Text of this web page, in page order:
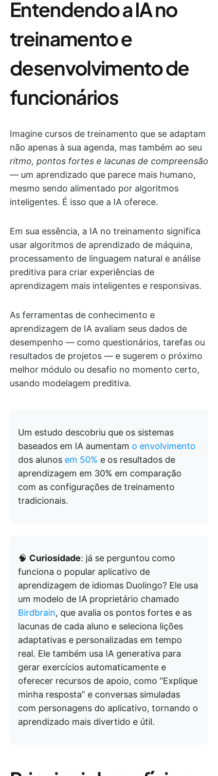
Entendendo a IA no
treinamento e
desenvolvimento de
funcionários
Imagine cursos de treinamento que se adaptam
não apenas à sua agenda, mas também ao seu
ritmo, pontos fortes e lacunas de compreensão
— um aprendizado que parece mais humano,
mesmo sendo alimentado por algoritmos
inteligentes. É isso que a IA oferece.
Em sua essência, a IA no treinamento significa
usar algoritmos de aprendizado de máquina,
processamento de linguagem natural e análise
preditiva para criar experiências de
aprendizagem mais inteligentes e responsivas.
As ferramentas de conhecimento e
aprendizagem de IA avaliam seus dados de
desempenho — como questionários, tarefas ou
resultados de projetos — e sugerem o próximo
melhor módulo ou desafio no momento certo,
usando modelagem preditiva.
Um estudo descobriu que os sistemas
baseados em IA aumentam o envolvimento
dos alunos em 50% e os resultados de
aprendizagem em 30% em comparação
com as configurações de treinamento
tradicionais.
🧠 Curiosidade: já se perguntou como
funciona o popular aplicativo de
aprendizagem de idiomas Duolingo? Ele usa
um modelo de IA proprietário chamado
Birdbrain, que avalia os pontos fortes e as
lacunas de cada aluno e seleciona lições
adaptativas e personalizadas em tempo
real. Ele também usa IA generativa para
gerar exercícios automaticamente e
oferecer recursos de apoio, como “Explique
minha resposta” e conversas simuladas
com personagens do aplicativo, tornando o
aprendizado mais divertido e útil.